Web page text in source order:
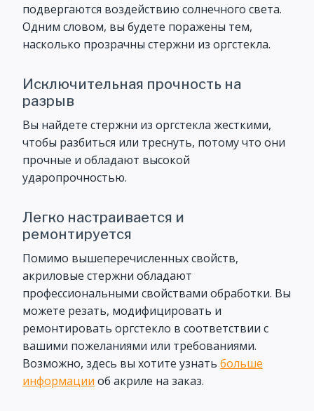
подвергаются воздействию солнечного света.
Одним словом, вы будете поражены тем,
насколько прозрачны стержни из оргстекла.
Исключительная прочность на
разрыв
Вы найдете стержни из оргстекла жесткими,
чтобы разбиться или треснуть, потому что они
прочные и обладают высокой
ударопрочностью.
Легко настраивается и
ремонтируется
Помимо вышеперечисленных свойств,
акриловые стержни обладают
профессиональными свойствами обработки. Вы
можете резать, модифицировать и
ремонтировать оргстекло в соответствии с
вашими пожеланиями или требованиями.
Возможно, здесь вы хотите узнать больше
информации об акриле на заказ.